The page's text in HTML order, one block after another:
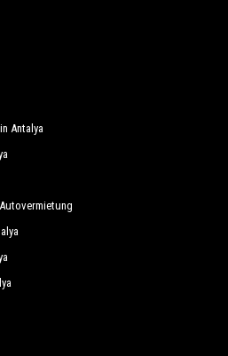
Antalya